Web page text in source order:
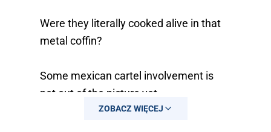
Were they literally cooked alive in that
metal coffin?
Some mexican cartel involvement is
not out of the picture yet
ZOBACZ WIĘCEJ